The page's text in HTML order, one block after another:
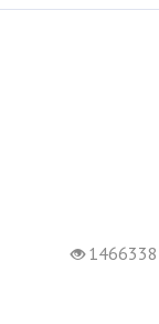
1466338